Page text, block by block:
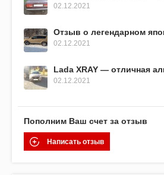
02.12.2021
Отзыв о легендарном
02.12.2021
Lada XRAY — отличная
02.12.2021
Пополним Ваш счет за отзыв
Написать отзыв